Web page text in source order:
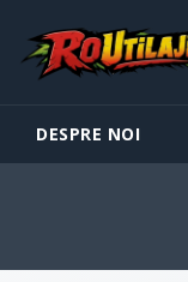
DESPRE NOI